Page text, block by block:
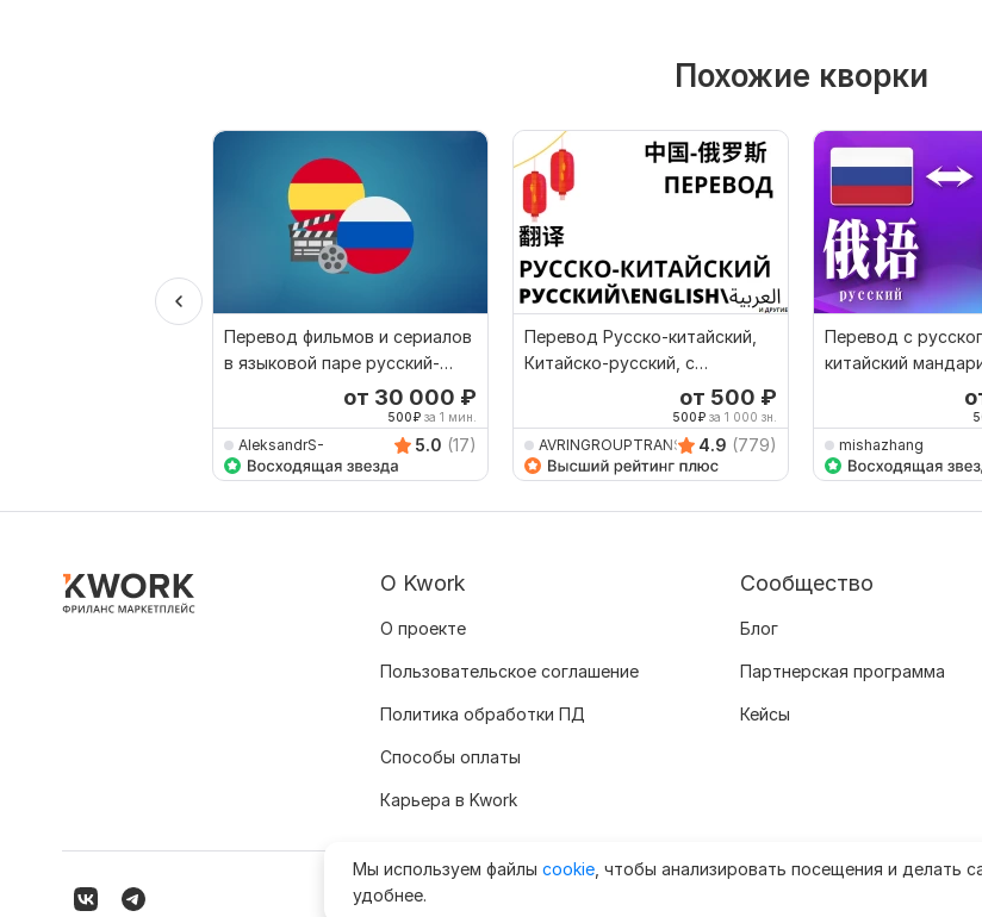
Похожие кворки
Перевод фильмов и сериалов
в языковой паре русский-
от 30 000 ₽
500₽ за 1 мин.
AleksandrS- 5.0 (17)
Перевод Русско-китайский,
Китайско-русский, с
английского на китайский
от 500 ₽
500₽ за 1 000 зн.
AVRINGROUPTRANSLATIO
4.9 (779)
Перевод с
китайский
mishazhang
Мы используем файлы cookie , чтобы анализировать посещения и делать
удобнее.
О Kwork
О проекте
Пользовательское соглашение
Политика обработки ПД
Способы оплаты
Карьера в Kwork
Сообщество
Блог
Партнерская программа
Кейсы